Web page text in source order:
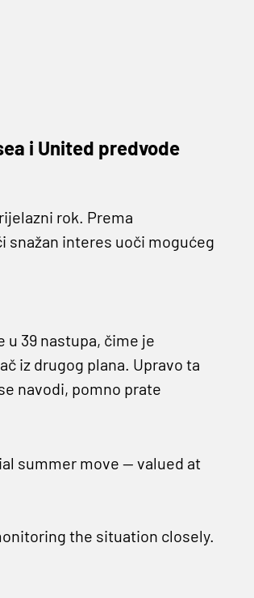
i United predvode
rok. Prema
snažan interes uoči mogućeg
39 nastupa, čime je
iz drugog plana. Upravo ta
navodi, pomno prate
summer move — valued at
the situation closely.